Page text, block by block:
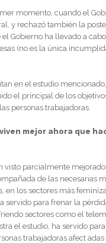
momento, cuando el
y rechazó también la
Gobierno ha llevado a
(no es la única
en el estudio
el principal de los
personas trabajadoras.
mejor ahora que
parcialmente
de las necesarias
en los sectores más
servido para frenar la
sectores como el
el estudio, ha servido
trabajadoras afect adas